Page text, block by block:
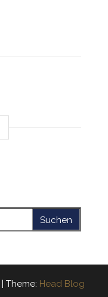
| Theme: Head Blog